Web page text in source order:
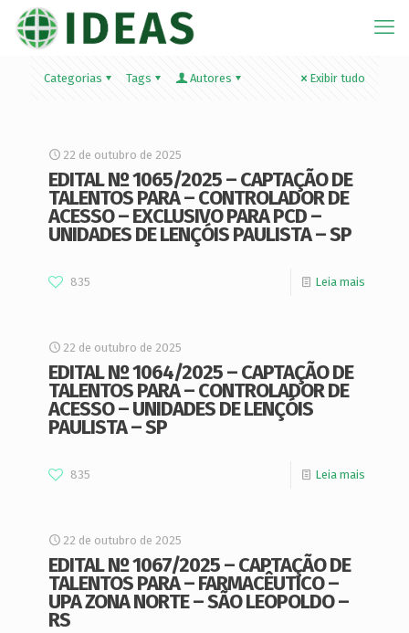
Categorias Tags Autores Exibir tudo
22 de outubro de 2025
EDITAL Nº 1065/2025 – CAPTAÇÃO DE
TALENTOS PARA – CONTROLADOR DE
ACESSO – EXCLUSIVO PARA PCD –
UNIDADES DE LENÇÓIS PAULISTA – SP
835 Leia mais
22 de outubro de 2025
EDITAL Nº 1064/2025 – CAPTAÇÃO DE
TALENTOS PARA – CONTROLADOR DE
ACESSO – UNIDADES DE LENÇÓIS
PAULISTA – SP
835 Leia mais
22 de outubro de 2025
EDITAL Nº 1067/2025 – CAPTAÇÃO DE
TALENTOS PARA – FARMACÊUTICO –
UPA ZONA NORTE – SÃO LEOPOLDO –
RS